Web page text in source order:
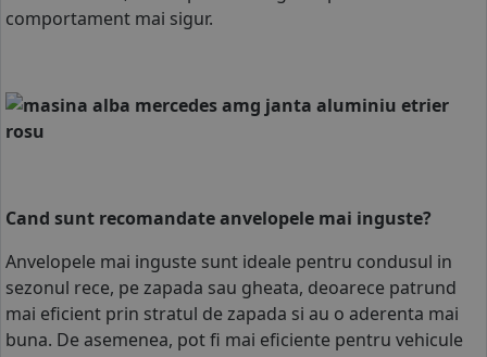
comportament mai sigur.
Cand sunt recomandate anvelopele mai inguste?
Anvelopele mai inguste sunt ideale pentru condusul in
sezonul rece, pe zapada sau gheata, deoarece patrund
mai eficient prin stratul de zapada si au o aderenta mai
buna. De asemenea, pot fi mai eficiente pentru vehicule